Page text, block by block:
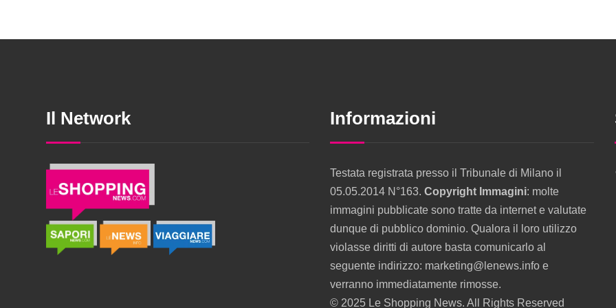
Il Network Informazioni
Testata registrata presso il Tribunale di Milano il
05.05.2014 N°163.Copyright Immagini: molte
immagini pubblicate sono tratte da internet e valutate
dunque di pubblico dominio. Qualora il loro utilizzo
violasse diritti di autore basta comunicarlo al
seguente indirizzo: marketing@lenews.info e
verranno immediatamente rimosse.
© 2025 Le Shopping News. All Rights Reserved